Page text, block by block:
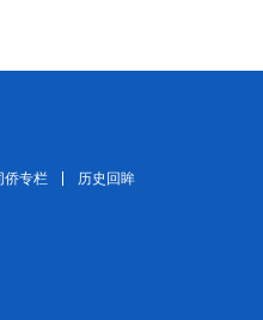
侨专栏 历史回眸